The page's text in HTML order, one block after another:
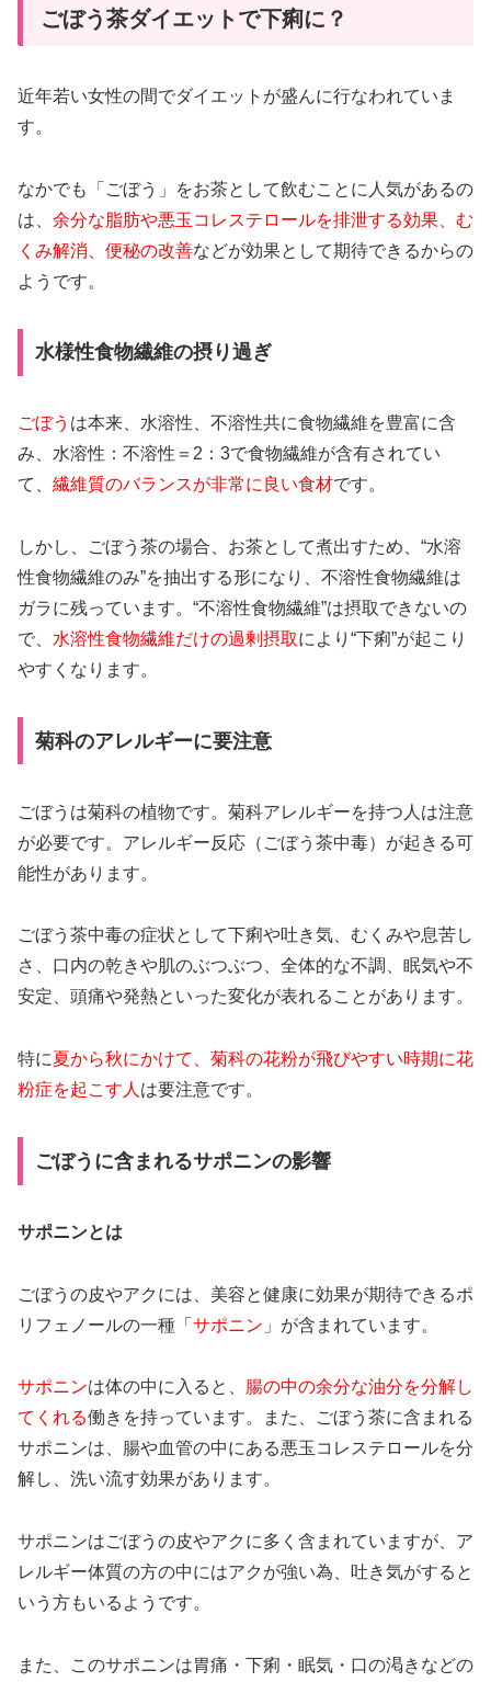
ごぼう茶ダイエットで下痢に？
近年若い女性の間でダイエットが盛んに行なわれていま
す。
なかでも「ごぼう」をお茶として飲むことに人気があるの
は、 余分な脂肪や悪玉コレステロールを排泄する効果、む
くみ解消、便秘の改善などが効果として期待できるからの
ようです。
水様性食物繊維の摂り過ぎ
ごぼう は本来、水溶性、不溶性共に食物繊維を豊富に含
み、水溶性：不溶性＝2：3で食物繊維が含有されてい
て、 繊維質のバランスが非常に良い食材です。
しかし、ごぼう茶の場合、お茶として煮出すため、“水溶
性食物繊維のみ”を抽出する形になり、不溶性食物繊維は
ガラに残っています。“不溶性食物繊維”は摂取できないの
で、 水溶性食物繊維だけの過剰摂取により“下痢”が起こり
やすくなります。
菊科のアレルギーに要注意
ごぼうは菊科の植物です。菊科アレルギーを持つ人は注意
が必要です。アレルギー反応（ごぼう茶中毒）が起きる可
能性があります。
ごぼう茶中毒の症状として下痢や吐き気、むくみや息苦し
さ、口内の乾きや肌のぶつぶつ、全体的な不調、眠気や不
安定、頭痛や発熱といった変化が表れることがあります。
特に夏から秋にかけて、菊科の花粉が飛びやすい時期に花
粉症を起こす人 は要注意です。
ごぼうに含まれるサポニンの影響
サポニンとは
ごぼうの皮やアクには、美容と健康に効果が期待できるポ
リフェノールの一種「 サポニン 」が含まれています。
サポニンは体の中に入ると、 腸の中の余分な油分を分解し
てくれる働きを持っています。また、ごぼう茶に含まれる
サポニンは、腸や血管の中にある悪玉コレステロールを分
解し、洗い流す効果があります。
サポニンはごぼうの皮やアクに多く含まれていますが、ア
レルギー体質の方の中にはアクが強い為、吐き気がすると
いう方もいるようです。
また、このサポニンは胃痛・下痢・眠気・口の渇きなどの